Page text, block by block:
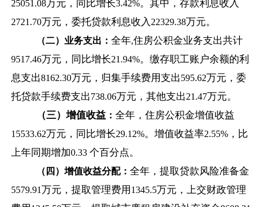
25051.08万元，同比增长3.42%。其中，存款利息收入
2721.70万元，委托贷款利息收入 22329.38万元。
（二）业务支出： 全年,住房公积金业务支出共计
9517.46万元，同比增长21.94%。缴存职工账户余额的利
息支出8162.30万元，归集手续费用支出595.62万元，委
托贷款手续费支出738.06万元，其他支出21.47万元。
（三）增值收益： 全年，住房公积金增值收益
15533.62万元，同比增长29.12%。增值收益率2.55% ，比
上年同期增加0.33 个百分点。
（四）增值收益分配： 全年，提取贷款风险准备金
5579.91万元，提取管理费用 1345.5万元，上交财政管理